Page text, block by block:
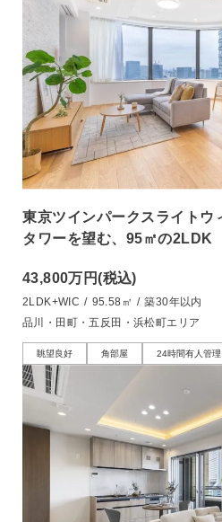
東京ツインパークスライト
タワーを望む、95㎡の2LDK
43,800万円(税込)
2LDK+WIC / 95.58㎡ / 築30年以内
品川・田町・五反田・浜松町エリア
眺望良好 角部屋 24時間有人管理